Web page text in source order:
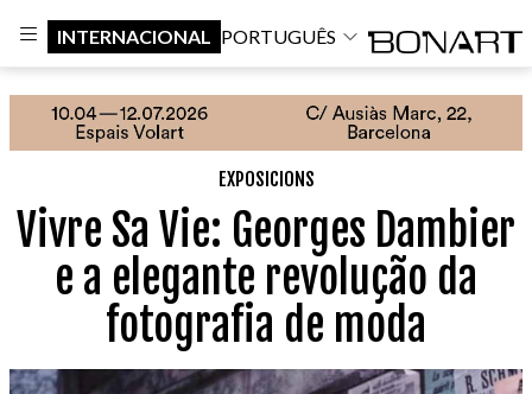
INTERNACIONAL PORTUGUÊS
EXPOSICIONS
Vivre Sa Vie: Georges Dambier
e a elegante revolução da
fotografia de moda